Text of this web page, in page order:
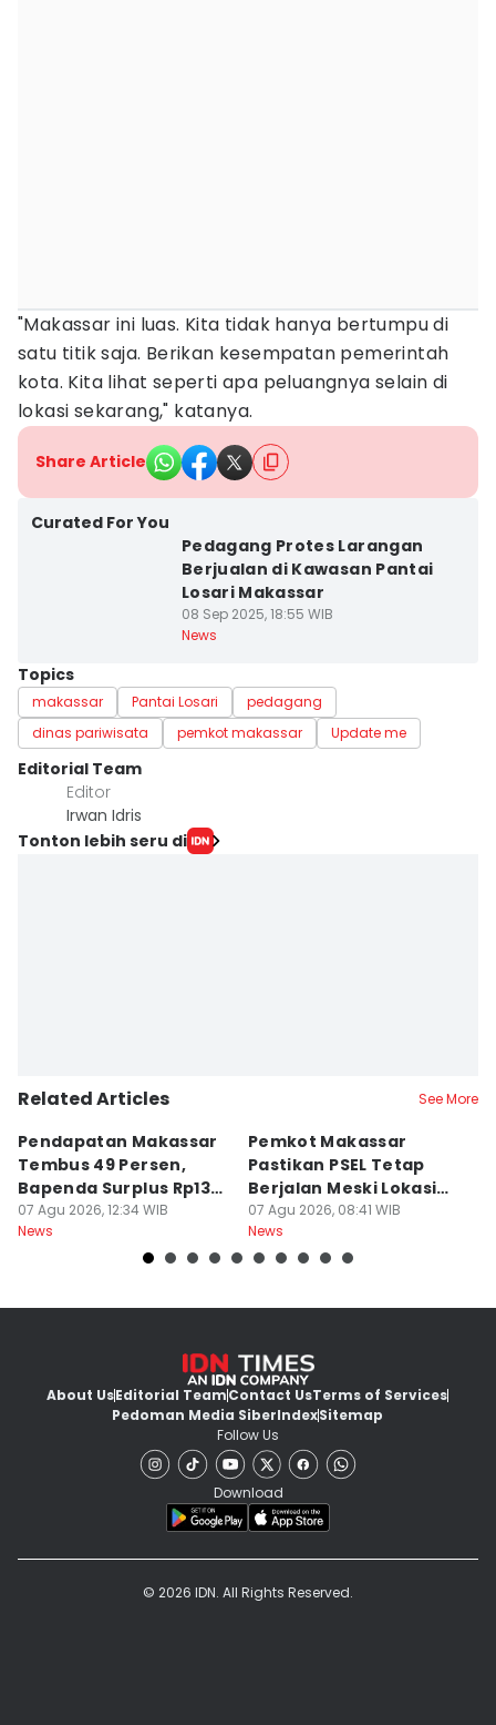
"Makassar ini luas. Kita tidak hanya bertumpu di
satu titik saja. Berikan kesempatan pemerintah
kota. Kita lihat seperti apa peluangnya selain di
lokasi sekarang," katanya.
Share Article
Curated For You
Pedagang Protes Larangan
Berjualan di Kawasan Pantai
Losari Makassar
08 Sep 2025, 18:55 WIB
News
Topics
makassar Pantai Losari
pedagang
dinas pariwisata
pemkot makassar Update me
Editorial Team
Editor
Irwan Idris
Tonton lebih seru di
Related Articles See More
Pendapatan Makassar
Tembus 49 Persen,
Bapenda Surplus Rp130
Miliar
07 Agu 2026, 12:34 WIB
News
Pemkot Makassar
Pastikan PSEL Tetap
Berjalan Meski Lokasi
Belum Final
07 Agu 2026, 08:41 WIB
News
About UsEditorial TeamContact UsTerms of Services
Pedoman Media SiberIndexSitemap
Follow Us
Download
© 2026 IDN. All Rights Reserved.